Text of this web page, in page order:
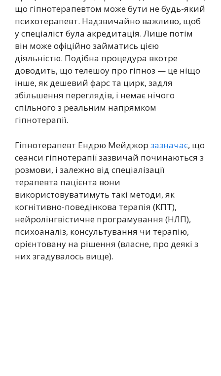
що гіпнотерапевтом може бути не будь-який
психотерапевт. Надзвичайно важливо, щоб
у спеціаліст була акредитація. Лише потім
він може офіційно займатись цією
діяльністю. Подібна процедура вкотре
доводить, що телешоу про гіпноз — це ніщо
інше, як дешевий фарс та цирк, задля
збільшення переглядів, і немає нічого
спільного з реальним напрямком
гіпнотерапії.
Гіпнотерапевт Ендрю Мейджор зазначає, що
сеанси гіпнотерапії зазвичай починаються з
розмови, і залежно від спеціалізації
терапевта пацієнта вони
використовуватимуть такі методи, як
когнітивно-поведінкова терапія (КПТ),
нейролінгвістичне програмування (НЛП),
психоаналіз, консультування чи терапію,
орієнтовану на рішення (власне, про деякі з
них згадувалось вище).